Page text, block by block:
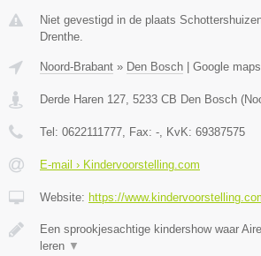
Niet gevestigd in de plaats
Drenthe.
Noord-Brabant » Den Bosch Google maps
Derde Haren 127 5233 CB Den Bosch (
Tel: 0622111777 , Fax: - , KvK: 69387575
E-mail › Kindervoorstelling.com
Website: https://
Een sprookjesachtige kindershow waar
leren ▼